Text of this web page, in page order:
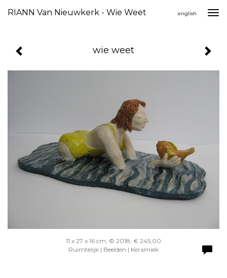
RIANN Van Nieuwkerk - Wie Weet english
wie weet
11 x 27 x 16 cm, © 2018, € 245,00
Ruimtelijk | Beelden | Keramiek